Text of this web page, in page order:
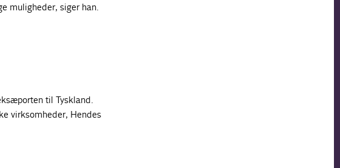
muligheder, siger han.
til Tyskland.
virksomheder, Hendes